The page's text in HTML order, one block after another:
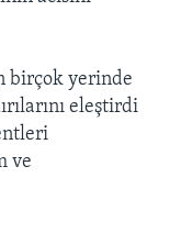
birçok yerinde
eleştirdi
ve